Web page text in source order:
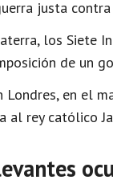
justa
los Siete
de un
Londres, en el
al rey católico